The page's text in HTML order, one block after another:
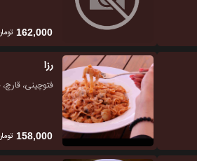
162,000
رزا
فتوچینی،
158,000